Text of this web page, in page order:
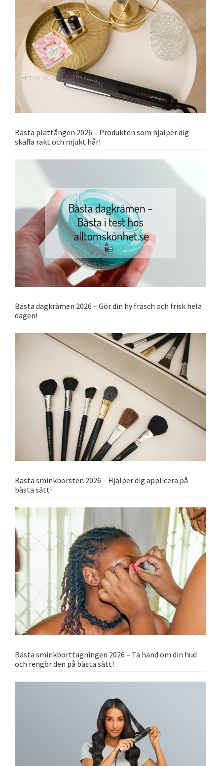
Bästa plattången 2026 – Produkten som hjälper dig
skaffa rakt och mjukt hår!
Bästa dagkrämen 2026 – Gör din hy fräsch och frisk hela
dagen!
Bästa sminkborsten 2026 – Hjälper dig applicera på
bästa sätt!
Bästa sminkborttagningen 2026 – Ta hand om din hud
och rengör den på bästa sätt!